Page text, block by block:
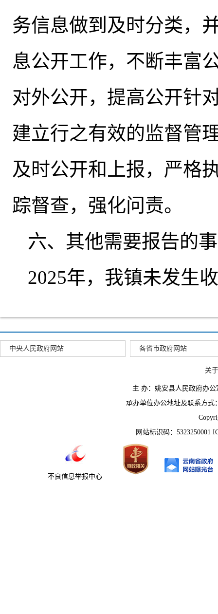
务信息做到及时分类，
息公开工作，不断丰富
对外公开，提高公开针
建立行之有效的监督管
及时公开和上报 ， 严格
踪督查， 强化问责。
六、其他需要报告的
2025年， 我镇未发生
中央人民政府网站 各省市政府网站
关
主 办：姚安县人民政府办
承办单位办公地址及联系方式
网站标识码：5323250001
不良信息举报中心